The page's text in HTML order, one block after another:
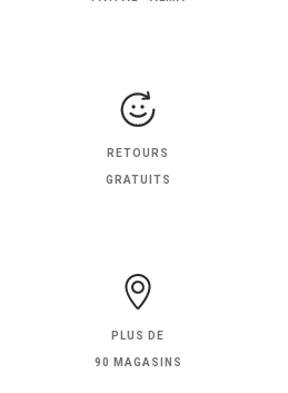
RETOURS
GRATUITS
PLUS DE
90 MAGASINS